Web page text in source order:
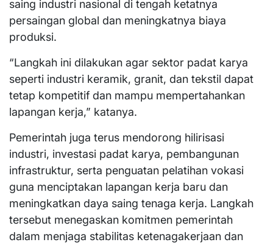
saing industri nasional di tengah ketatnya
persaingan global dan meningkatnya biaya
produksi.
“Langkah ini dilakukan agar sektor padat karya
seperti industri keramik, granit, dan tekstil dapat
tetap kompetitif dan mampu mempertahankan
lapangan kerja,” katanya.
Pemerintah juga terus mendorong hilirisasi
industri, investasi padat karya, pembangunan
infrastruktur, serta penguatan pelatihan vokasi
guna menciptakan lapangan kerja baru dan
meningkatkan daya saing tenaga kerja. Langkah
tersebut menegaskan komitmen pemerintah
dalam menjaga stabilitas ketenagakerjaan dan